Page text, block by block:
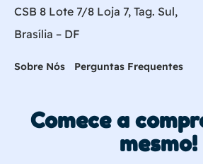
CSB 8 Lote 7/8 Loja 7, Tag. Sul,
Brasília – DF
Sobre Nós Perguntas Frequentes
Comece a
mesmo!